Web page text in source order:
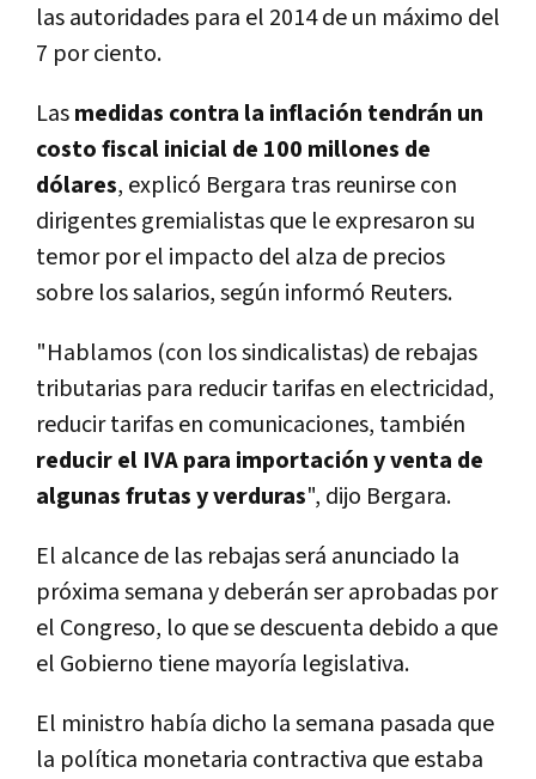
las autoridades para el 2014 de un máximo del
7 por ciento.
Lasmedidas contra la inflación tendrán un
costo fiscal inicial de 100 millones de
dólares, explicó Bergara tras reunirse con
dirigentes gremialistas que le expresaron su
temor por el impacto del alza de precios
sobre los salarios, según informó Reuters.
"Hablamos (con los sindicalistas) de rebajas
tributarias para reducir tarifas en electricidad,
reducir tarifas en comunicaciones, también
reducir el IVA para importación y venta de
algunas frutas y verduras", dijo Bergara.
El alcance de las rebajas será anunciado la
próxima semana y deberán ser aprobadas por
el Congreso, lo que se descuenta debido a que
el Gobierno tiene mayoría legislativa.
El ministro había dicho la semana pasada que
la política monetaria contractiva que estaba